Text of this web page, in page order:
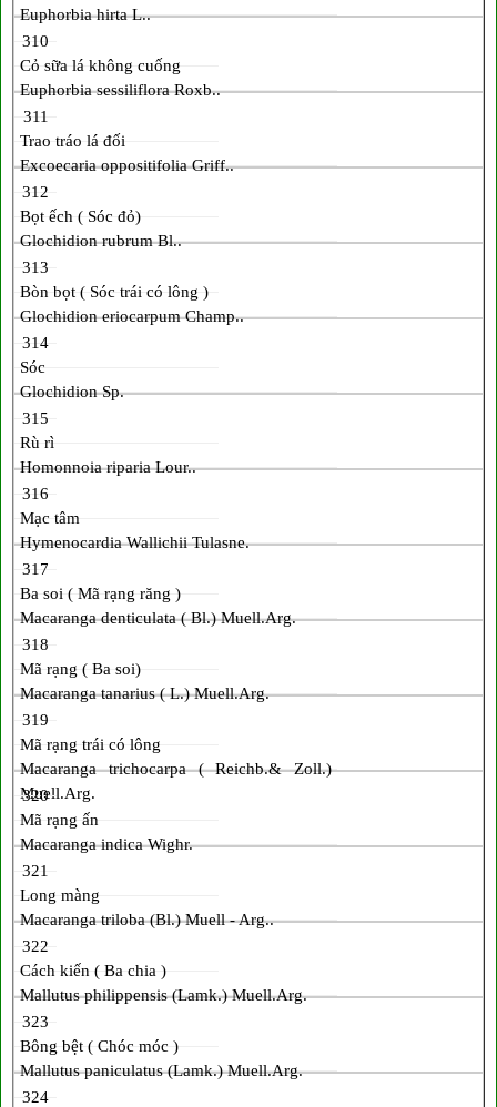
Euphorbia hirta L..
310
Cỏ sữa lá không cuống
Euphorbia sessiliflora Roxb..
311
Trao tráo lá đối
Excoecaria oppositifolia Griff..
312
Bọt ếch ( Sóc đỏ)
Glochidion rubrum Bl..
313
Bòn bọt ( Sóc trái có lông )
Glochidion eriocarpum Champ..
314
Sóc
Glochidion Sp.
315
Rù rì
Homonnoia riparia Lour..
316
Mạc tâm
Hymenocardia Wallichii Tulasne.
317
Ba soi ( Mã rạng răng )
Macaranga denticulata ( Bl.) Muell.Arg.
318
Mã rạng ( Ba soi)
Macaranga tanarius ( L.) Muell.Arg.
319
Mã rạng trái có lông
Macaranga trichocarpa ( Reichb.& Zoll.)
Muell.Arg.
320
Mã rạng ấn
Macaranga indica Wighr.
321
Long màng
Macaranga triloba (Bl.) Muell - Arg..
322
Cách kiến ( Ba chia )
Mallutus philippensis (Lamk.) Muell.Arg.
323
Bông bệt ( Chóc móc )
Mallutus paniculatus (Lamk.) Muell.Arg.
324